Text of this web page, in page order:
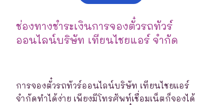
ช่องทางชำระเงินการจองตั๋วรถทัวร์
ออนไลน์บริษัท เทียนไชยแอร์ จำกัด
การจองตั๋วรถทัวร์ออนไลน์บริษัท เทียนไชยแอร์
จำกัดทำได้ง่าย เพียงมีโทรศัพท์เชื่อมเน็ตก็จองได้